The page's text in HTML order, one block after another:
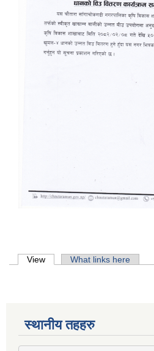
Primary tabs
View (active tab)What links here
स्थानीय तहहरु